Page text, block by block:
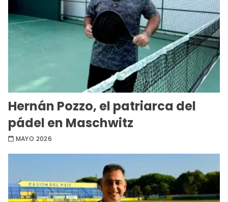
Hernán Pozzo, el patriarca del
pádel en Maschwitz
MAYO 2026